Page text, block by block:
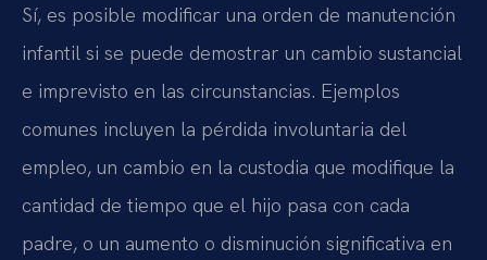
Sí, es posible modificar una orden de manutención
infantil si se puede demostrar un cambio sustancial
e imprevisto en las circunstancias. Ejemplos
comunes incluyen la pérdida involuntaria del
empleo, un cambio en la custodia que modifique la
cantidad de tiempo que el hijo pasa con cada
padre, o un aumento o disminución significativa en